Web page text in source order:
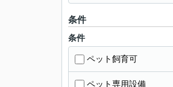
条件
条件
ペット飼育可
ペット専用設備